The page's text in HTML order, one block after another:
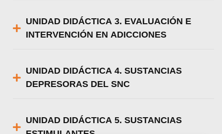
UNIDAD DIDÁCTICA 3. EVALUACIÓN E
INTERVENCIÓN EN ADICCIONES
UNIDAD DIDÁCTICA 4. SUSTANCIAS
DEPRESORAS DEL SNC
UNIDAD DIDÁCTICA 5. SUSTANCIAS